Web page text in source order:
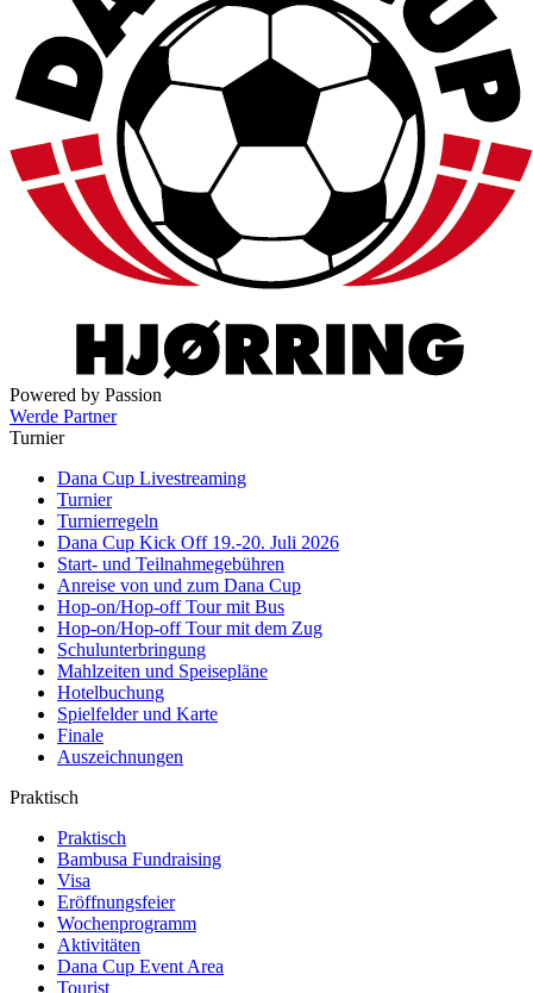
Powered by Passion
Werde Partner
Turnier
Dana Cup Livestreaming
Turnier
Turnierregeln
Dana Cup Kick Off 19.-20. Juli 2026
Start- und Teilnahmegebühren
Anreise von und zum Dana Cup
Hop-on/Hop-off Tour mit Bus
Hop-on/Hop-off Tour mit dem Zug
Schulunterbringung
Mahlzeiten und Speisepläne
Hotelbuchung
Spielfelder und Karte
Finale
Auszeichnungen
Praktisch
Praktisch
Bambusa Fundraising
Visa
Eröffnungsfeier
Wochenprogramm
Aktivitäten
Dana Cup Event Area
Tourist